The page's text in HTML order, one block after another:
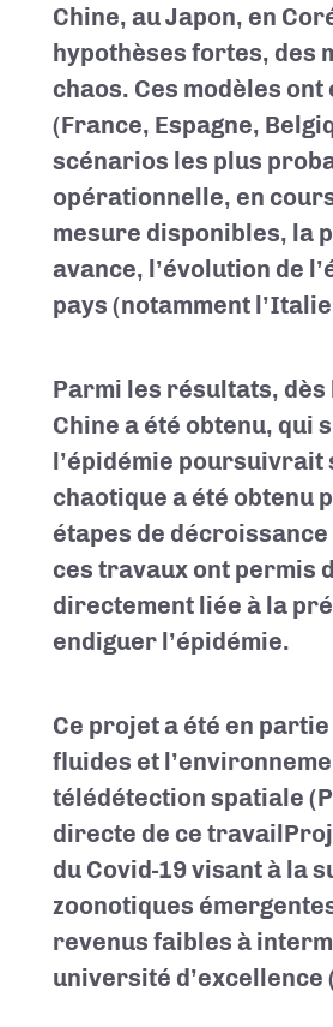
Chine, au Japon, en
hypothèses fortes, des
chaos. Ces modèles
(France, Espagne,
scénarios les plus
opérationnelle, en
mesure disponibles, la
avance, l’évolution de
pays (notamment
Parmi les résultats,
Chine a été obtenu, qui
l’épidémie poursuivrait
chaotique a été obtenu
étapes de
ces travaux ont permis
directement liée à la
endiguer l’épidémie.
Ce projet a été en
fluides et
télédétection spatiale
directe de ce travail
du Covid-19 visant à la
zoonotiques
revenus faibles à
université d’excellence